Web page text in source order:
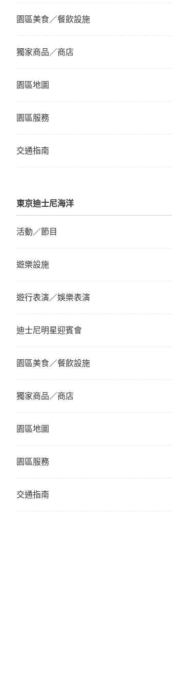
園區美食／餐飲設施
獨家商品／商店
園區地圖
園區服務
交通指南
東京迪士尼海洋
活動／節目
遊樂設施
遊行表演／娛樂表演
迪士尼明星迎賓會
園區美食／餐飲設施
獨家商品／商店
園區地圖
園區服務
交通指南